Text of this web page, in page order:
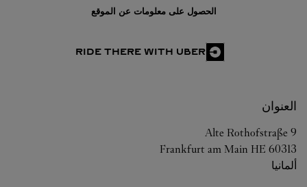
الحصول على معلومات عن الموقع
RIDE THERE WITH UBER
العنوان
Alte Rothofstraße 9
60313
Frankfurt am Main HE
ألمانيا